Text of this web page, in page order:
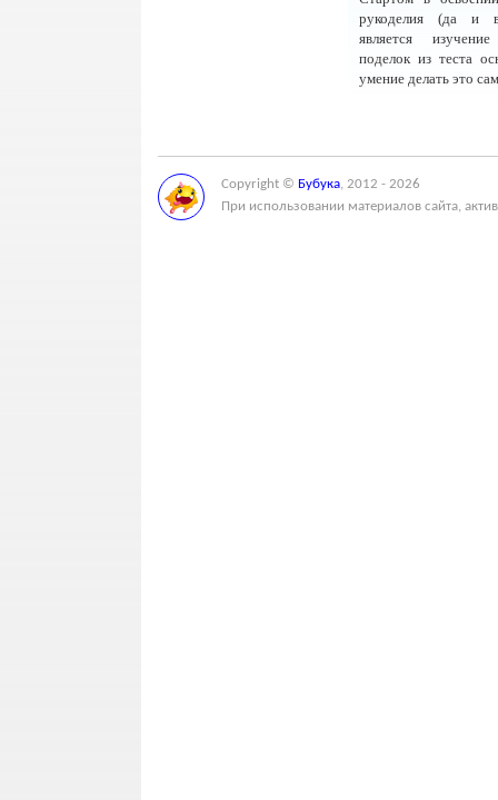
рукоделия (да и
является
поделок из теста
умение делать это
Copyright © Бубука, 2012 - 2026
При использовании материалов сайта,